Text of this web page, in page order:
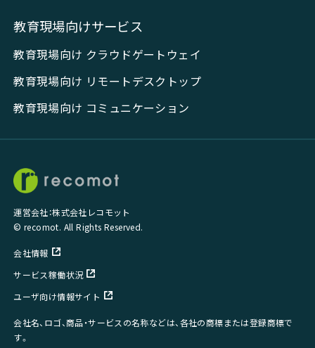
教育現場向けサービス
教育現場向け クラウドゲートウェイ
教育現場向け リモートデスクトップ
教育現場向け コミュニケーション
運営会社：株式会社レコモット
© recomot. All Rights Reserved.
会社情報
サービス稼働状況
ユーザ向け情報サイト
会社名、ロゴ、商品・サービスの名称などは、各社の商標または登録商標で
す。